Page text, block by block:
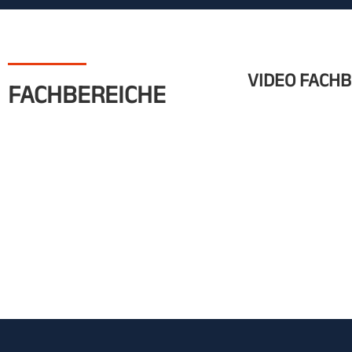
Vortrag
Vortrag
Vortrag
FACHBEREICHE
VIDEO